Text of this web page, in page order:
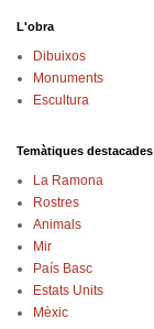
L'obra
Dibuixos
Monuments
Escultura
Temàtiques destacades
La Ramona
Rostres
Animals
Mir
País Basc
Estats Units
Mèxic